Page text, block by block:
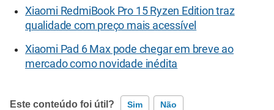
Xiaomi RedmiBook Pro 15 Ryzen Edition traz
qualidade com preço mais acessível
Xiaomi Pad 6 Max pode chegar em breve ao
mercado como novidade inédita
Este conteúdo foi útil? Sim Não